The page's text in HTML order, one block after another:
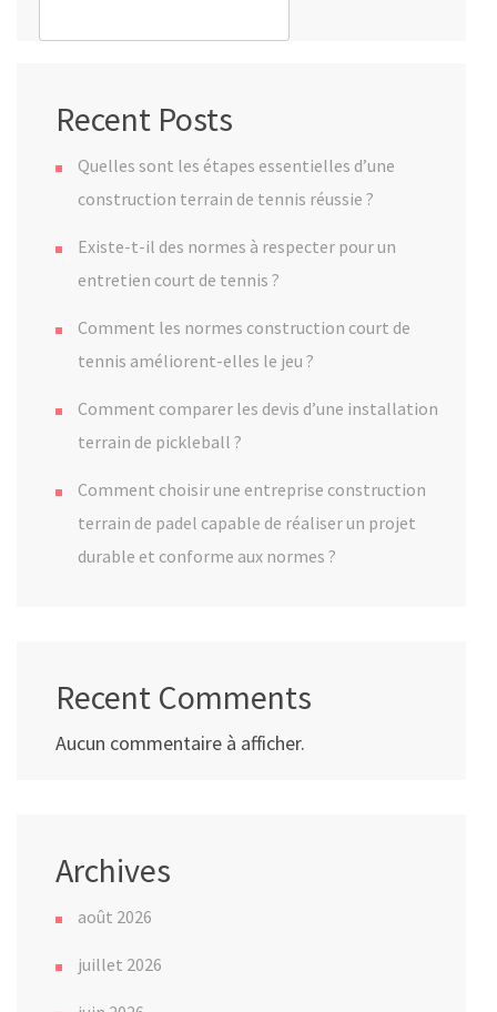
Recent Posts
Quelles sont les étapes essentielles d’une
construction terrain de tennis réussie ?
Existe-t-il des normes à respecter pour un
entretien court de tennis ?
Comment les normes construction court de
tennis améliorent-elles le jeu ?
Comment comparer les devis d’une installation
terrain de pickleball ?
Comment choisir une entreprise construction
terrain de padel capable de réaliser un projet
durable et conforme aux normes ?
Recent Comments
Aucun commentaire à afficher.
Archives
août 2026
juillet 2026